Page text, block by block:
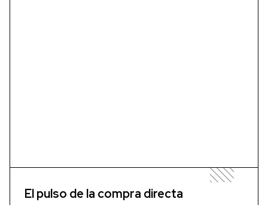
El pulso de la compra directa